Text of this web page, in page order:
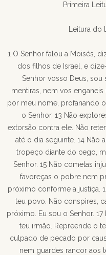
Primeira
Leitura do
1 O Senhor falou a Moisés,
dos filhos de Israel, e
Senhor vosso Deus, sou
mentiras, nem vos
por meu nome, profanando
o Senhor. 13 Não
extorsão contra ele. Não
até o dia seguinte. 14 Não
tropeço diante do cego,
Senhor. 15 Não cometas
favoreças o pobre nem
próximo conforme a justiça.
teu povo. Não conspires,
próximo. Eu sou o Senhor.
teu irmão. Repreende o
culpado de pecado por
nem guardes rancor aos